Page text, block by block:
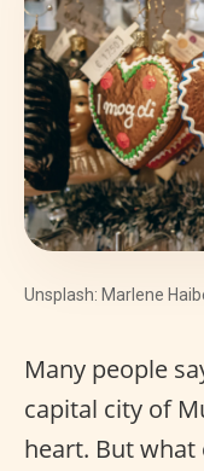
Unsplash: Marlene
Many people
capital city of
heart. But what